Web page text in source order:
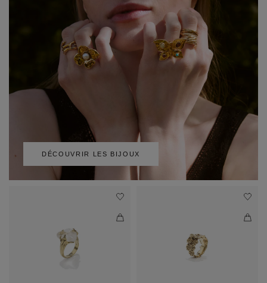
DÉCOUVRIR LES BIJOUX